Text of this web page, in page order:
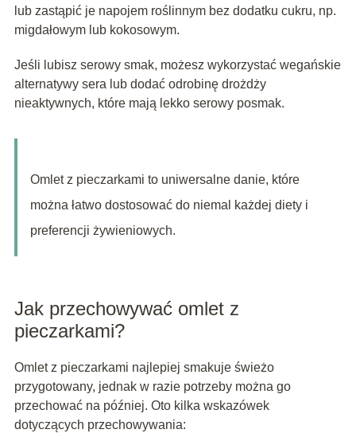
lub zastąpić je napojem roślinnym bez dodatku cukru, np.
migdałowym lub kokosowym.
Jeśli lubisz serowy smak, możesz wykorzystać wegańskie
alternatywy sera lub dodać odrobinę drożdży
nieaktywnych, które mają lekko serowy posmak.
Omlet z pieczarkami to uniwersalne danie, które
można łatwo dostosować do niemal każdej diety i
preferencji żywieniowych.
Jak przechowywać omlet z
pieczarkami?
Omlet z pieczarkami najlepiej smakuje świeżo
przygotowany, jednak w razie potrzeby można go
przechować na później. Oto kilka wskazówek
dotyczących przechowywania: